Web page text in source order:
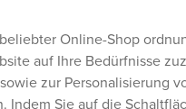
Online-Shop
auf Ihre Bedürfnisse
zur Personalisierung
Indem Sie auf die